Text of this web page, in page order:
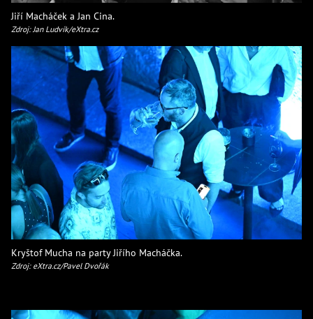
Jiří Macháček a Jan Cina.
Zdroj: Jan Ludvík/eXtra.cz
Kryštof Mucha na party Jiřího Macháčka.
Zdroj: eXtra.cz/Pavel Dvořák